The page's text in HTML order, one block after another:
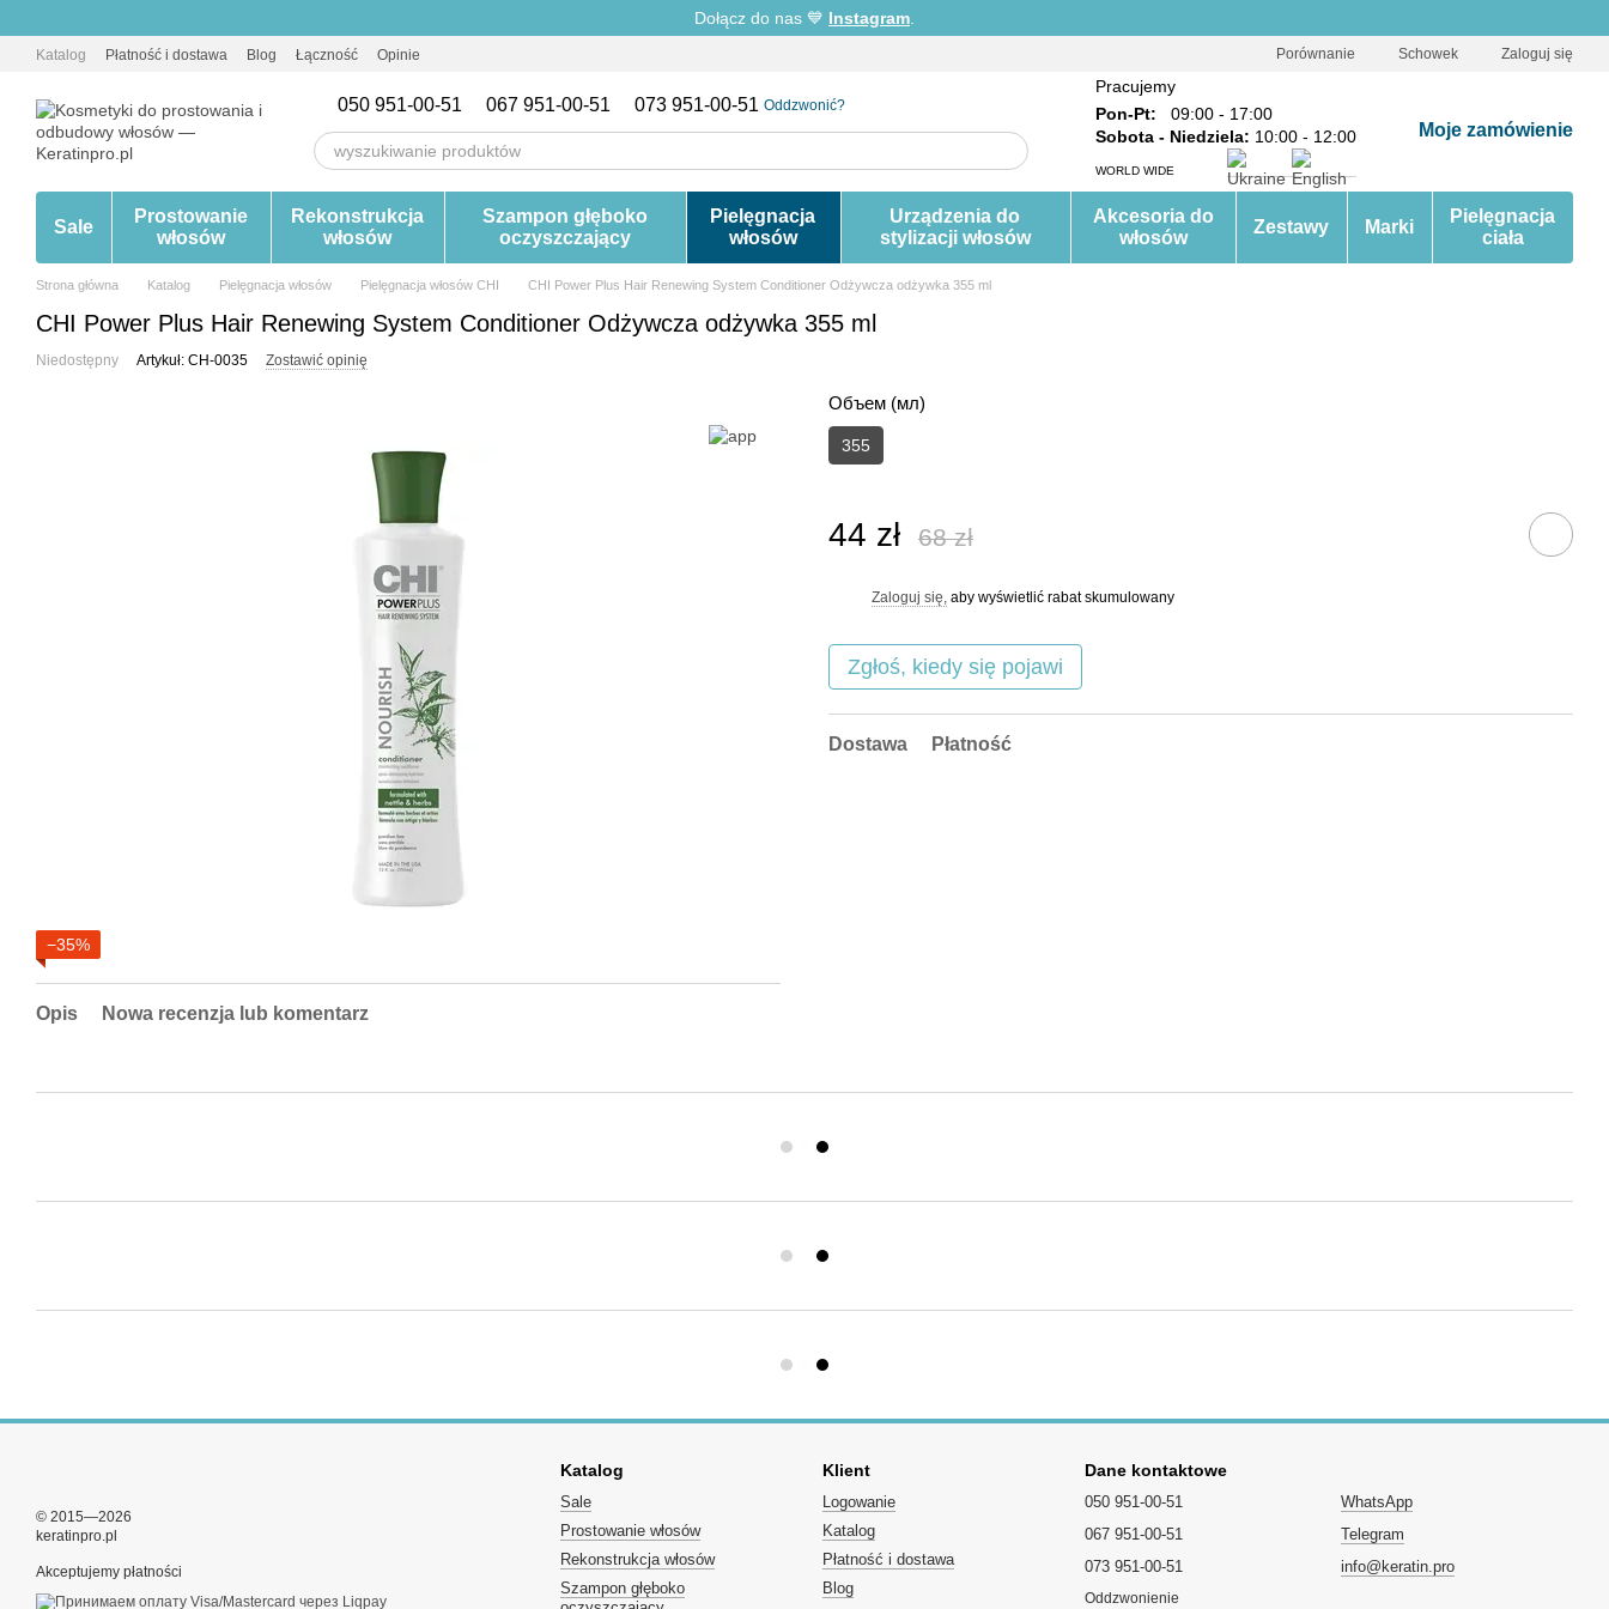
Dołącz do nas 💙 Instagram
Katalog Płatność i dostawa Blog Łączność Opinie Porównanie Schowek Zaloguj się
050 951-00-51 067 951-00-51 073 951-00-51 Oddzwonić?
Pracujemy
Pon-Pt:
09:00 - 17:00
Sobota - Niedziela: 10:00 - 12:00
WORLD WIDE
Moje zamówienie
Sale
Prostowanie
włosów
Rekonstrukcja
włosów
Szampon głęboko
oczyszczający
Pielęgnacja
włosów
Urządzenia do
stylizacji włosów
Akcesoria do
włosów
Zestawy Marki
Pielęgnacja
ciała
Strona główna Katalog Pielęgnacja włosów Pielęgnacja włosów CHI CHI Power Plus Hair Renewing System Conditioner Odżywcza odżywka 355 ml
CHI Power Plus Hair Renewing System Conditioner Odżywcza odżywka 355 ml
Niedostępny Artykuł: CH-0035 Zostawić opinię
−35%
Opis Nowa recenzja lub komentarz
Объем (мл)
355
44 zł 68 zł
Zaloguj się, aby wyświetlić rabat skumulowany
Zgłoś, kiedy się pojawi
Dostawa Płatność
© 2015—2026
keratinpro.pl
Akceptujemy płatności
Katalog
Sale
Prostowanie włosów
Rekonstrukcja włosów
Szampon głęboko
Klient
Logowanie
Katalog
Płatność i dostawa
Blog
Dane kontaktowe
050 951-00-51
067 951-00-51
073 951-00-51
Oddzwonienie
WhatsApp
Telegram
info@keratin.pro